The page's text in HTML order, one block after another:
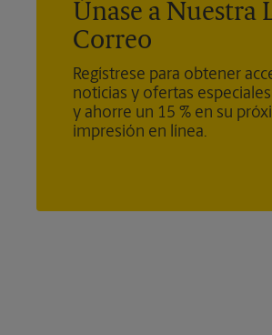
Únase a Nuestra
Correo
Regístrese para obtener
noticias y ofertas
y ahorre un 15 % en su
impresión en línea.